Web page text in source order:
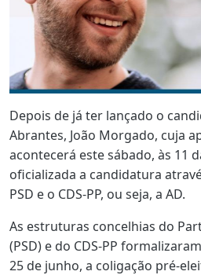
Depois de já ter lançado o
Abrantes, João Morgado, cuja
acontecerá este sábado, às 11
oficializada a candidatura
PSD e o CDS-PP, ou seja, a AD.
As estruturas concelhias do
(PSD) e do CDS-PP
25 de junho, a coligação pré-